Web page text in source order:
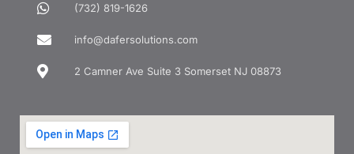
(732) 819-1626
info@dafersolutions.com
2 Camner Ave Suite 3 Somerset NJ 08873